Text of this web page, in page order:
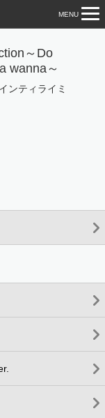
MENU
～Do
wanna～
ンティライミ